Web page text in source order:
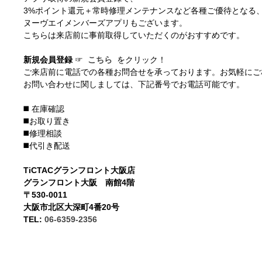
3%ポイント還元＋常時修理メンテナンスなど各種ご優待となる、
ヌーヴエイメンバーズアプリもございます。
こちらは来店前に事前取得していただくのがおすすめです。
新規会員登録 ☞ こちら
をクリック！
ご来店前に電話での各種お問合せを承っております。お気軽にご
お問い合わせに関しましては、下記番号でお電話可能です。
◼️ 在庫確認
◼️お取り置き
◼️修理相談
◼️代引き配送
TiCTACグランフロント大阪店
グランフロント大阪 南館4階
〒530-0011
大阪市北区大深町4番20号
TEL:06-6359-2356